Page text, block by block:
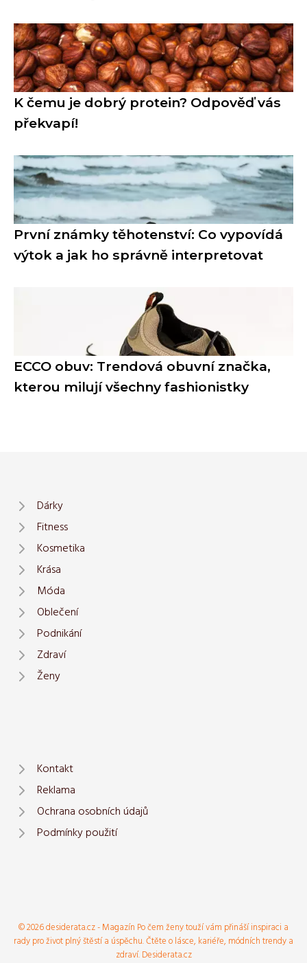
K čemu je dobrý protein? Odpověď vás
překvapí!
První známky těhotenství: Co vypovídá
výtok a jak ho správně interpretovat
ECCO obuv: Trendová obuvní značka,
kterou milují všechny fashionistky
Dárky
Fitness
Kosmetika
Krása
Móda
Oblečení
Podnikání
Zdraví
Ženy
Kontakt
Reklama
Ochrana osobních údajů
Podmínky použití
© 2026 desiderata.cz - Magazín Po čem ženy touží vám přináší inspiraci a
rady pro život plný štěstí a úspěchu. Čtěte o lásce, kariéře, módních trendy a
zdraví. Desiderata.cz